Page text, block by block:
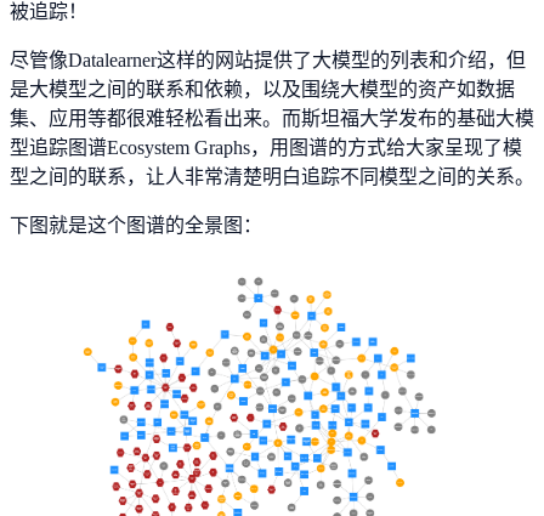
被追踪！
尽管像Datalearner这样的网站提供了大模型的列表和介绍，但
是大模型之间的联系和依赖，以及围绕大模型的资产如数据
集、应用等都很难轻松看出来。而斯坦福大学发布的基础大模
型追踪图谱Ecosystem Graphs，用图谱的方式给大家呈现了模
型之间的联系，让人非常清楚明白追踪不同模型之间的关系。
下图就是这个图谱的全景图：